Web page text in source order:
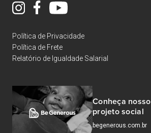
Política de Privacidade
Política de Frete
Relatório de Igualdade Salarial
Conheça nosso
projeto social
begenerous.com.br